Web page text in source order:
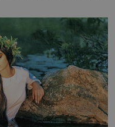
zhodnotí švadlena
vás, podívejte.“